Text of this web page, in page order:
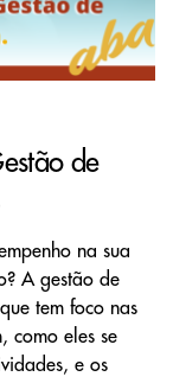
de
na sua
A gestão de
tem foco nas
como eles se
e os